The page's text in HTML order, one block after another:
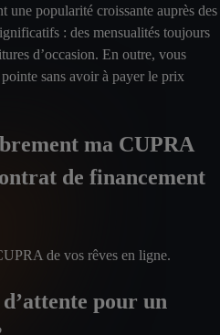
une popularité croissante auprès des
: des mensualités toujours
d’occasion. En outre, vous
sans avoir à payer le prix
ma CUPRA
de financement
de vos rêves en ligne.
pour un